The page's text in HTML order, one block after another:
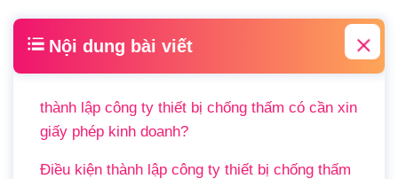
Nội dung bài viết
thành lập công ty thiết bị chống thấm có cần xin
giấy phép kinh doanh?
Điều kiện thành lập công ty thiết bị chống thấm